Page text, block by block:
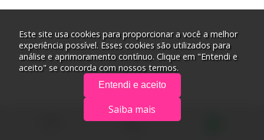
Este site usa cookies para proporcionar a você a melhor
experiência possível. Esses cookies são utilizados para
análise e aprimoramento contínuo. Clique em "Entendi e
aceito" se concorda com nossos termos.
Entendi e aceito
Saiba mais